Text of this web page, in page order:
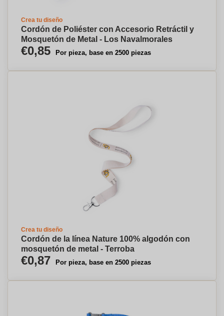
Crea tu diseño
Cordón de Poliéster con Accesorio Retráctil y
Mosquetón de Metal - Los Navalmorales
€0,85 Por pieza, base en 2500 piezas
Crea tu diseño
Cordón de la línea Nature 100% algodón con
mosquetón de metal - Terroba
€0,87 Por pieza, base en 2500 piezas